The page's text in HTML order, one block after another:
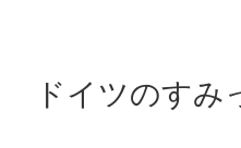
ドイツのす